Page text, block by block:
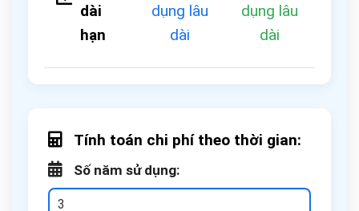
dài
hạn
dụng lâu
dài
dụng lâu
dài
Tính toán chi phí theo thời gian:
Số năm sử dụng: